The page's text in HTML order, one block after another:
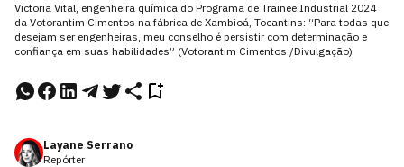
Victoria Vital, engenheira química do Programa de Trainee Industrial 2024
da Votorantim Cimentos na fábrica de Xambioá, Tocantins: “Para todas que
desejam ser engenheiras, meu conselho é persistir com determinação e
confiança em suas habilidades” (Votorantim Cimentos /Divulgação)
Layane Serrano
Repórter